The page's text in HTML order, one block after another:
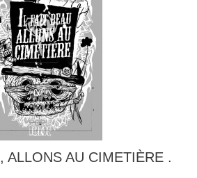
ALLONS AU CIMETIÈRE .